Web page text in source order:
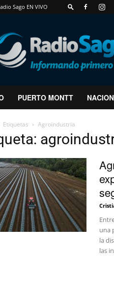
Sago EN VIVO
RadioSago
PUERTO MONTT
Etiquetas Agroindustria
una
la
las